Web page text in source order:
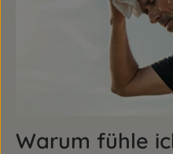
Warum fühle